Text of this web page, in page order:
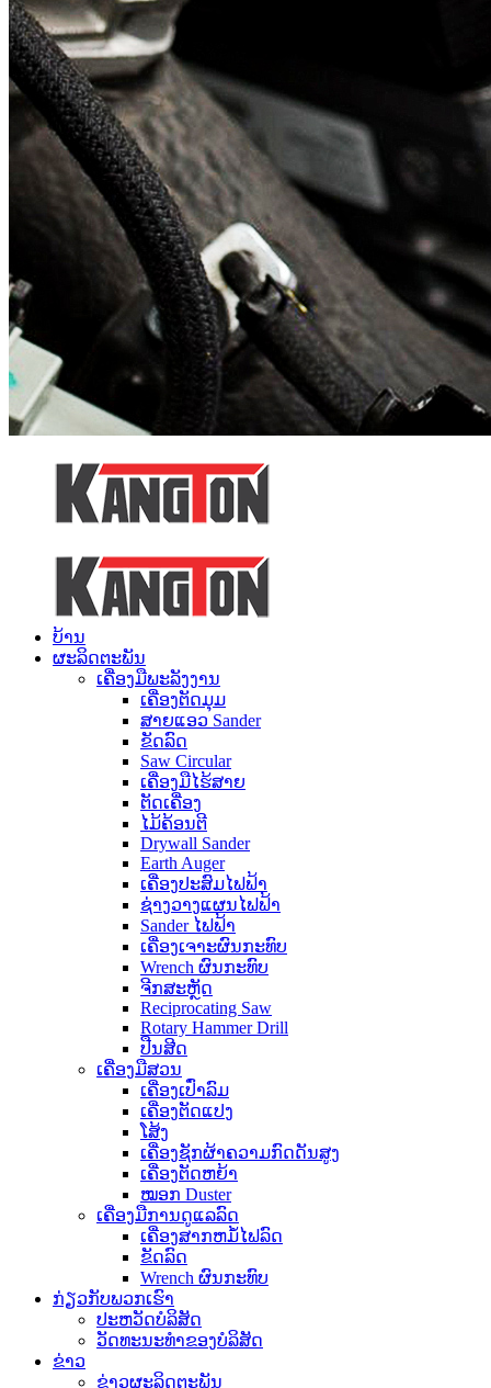
ບ້ານ
ຜະລິດຕະພັນ
ເຄື່ອງມືພະລັງງານ
ເຄື່ອງຕັດມຸມ
ສາຍແອວ Sander
ຂັດລົດ
Saw Circular
ເຄື່ອງມືໄຮ້ສາຍ
ຕັດເຄື່ອງ
ໄມ້ຄ້ອນຕີ
Drywall Sander
Earth Auger
ເຄື່ອງປະສົມໄຟຟ້າ
ຊ່າງວາງແຜນໄຟຟ້າ
Sander ໄຟຟ້າ
ເຄື່ອງເຈາະຜົນກະທົບ
Wrench ຜົນກະທົບ
ຈີກສະຫຼັດ
Reciprocating Saw
Rotary Hammer Drill
ປືນສີດ
ເຄື່ອງມືສວນ
ເຄື່ອງເປົ່າລົມ
ເຄື່ອງຕັດແປງ
ໂສ້ງ
ເຄື່ອງຊັກຜ້າຄວາມກົດດັນສູງ
ເຄື່ອງຕັດຫຍ້າ
ໝອກ Duster
ເຄື່ອງມືການດູແລລົດ
ເຄື່ອງສາກຫມໍ້ໄຟລົດ
ຂັດລົດ
Wrench ຜົນກະທົບ
ກ່ຽວ​ກັບ​ພວກ​ເຮົາ
ປະ​ຫວັດ​ບໍ​ລິ​ສັດ
ວັດທະນະທໍາຂອງບໍລິສັດ
ຂ່າວ
ຂ່າວຜະລິດຕະພັນ